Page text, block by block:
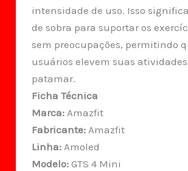
intensidade de uso. Isso
de sobra para suportar os
sem preocupações, permitindo
usuários elevem suas
patamar.
Ficha Técnica
Marca:Amazfit
Fabricante:Amazfit
Linha:Amoled
Modelo:GTS 4 Mini